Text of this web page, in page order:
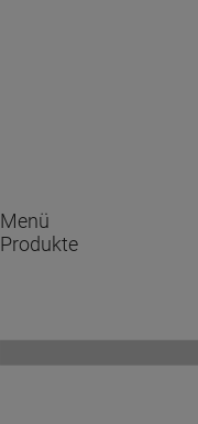
Menü
Produkte